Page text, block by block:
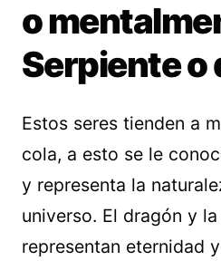
o
Serpiente o
Estos seres tienden a
cola, a esto se le
y representa la
universo. El dragón y
representan eternidad